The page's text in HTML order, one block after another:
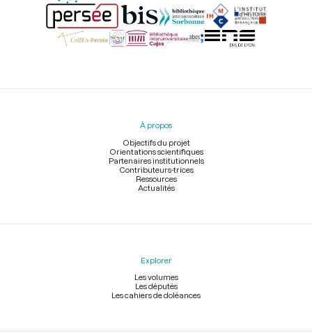
Menu
À propos
Objectifs du projet
Orientations scientifiques
Partenaires institutionnels
Contributeurs-trices
Ressources
Actualités
Explorer
Les volumes
Les députés
Les cahiers de doléances